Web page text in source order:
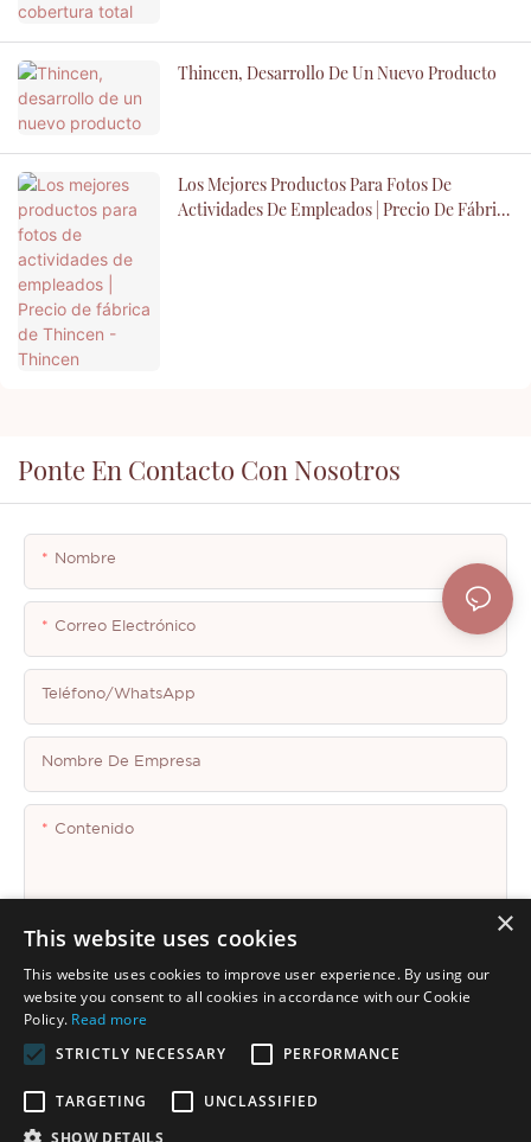
Thincen, Desarrollo De Un Nuevo Producto
Los Mejores Productos Para Fotos De
Actividades De Empleados | Precio De Fábrica
Ponte En Contacto Con Nosotros
Nombre
Correo Electrónico
Teléfono/WhatsApp
Nombre De Empresa
Contenido
Enviar Consulta Ahora
×
This website uses cookies
This website uses cookies to improve user experience. By using our
website you consent to all cookies in accordance with our Cookie
Policy. Read more
STRICTLY NECESSARY
PERFORMANCE
TARGETING
UNCLASSIFIED
SHOW DETAILS